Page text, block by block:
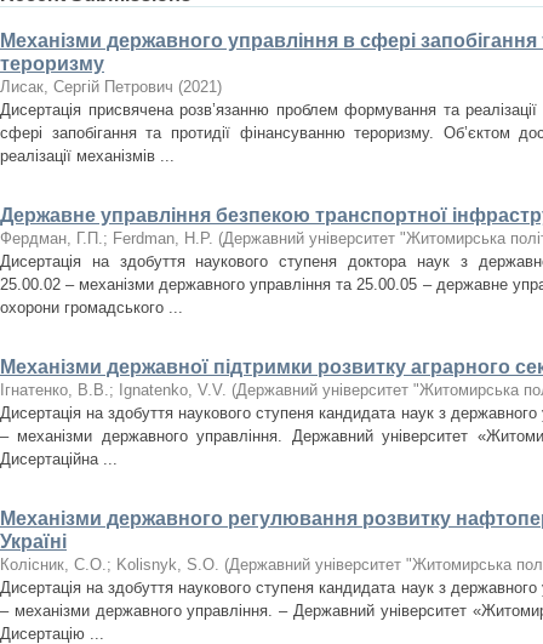
Механізми державного управління в сфері
тероризму
Лисак, Сергій Петрович (2021)
Дисертація присвячена розв’язанню проблем формування та
сфері запобігання та протидії фінансуванню тероризму. Об’єктом
реалізації механізмів ...
Державне управління безпекою транспортної
Фердман, Г.П.; Ferdman, H.P. (Державний університет "Житомирська
Дисертація на здобуття наукового ступеня доктора наук з
25.00.02 – механізми державного управління та 25.00.05 – державне
охорони громадського ...
Механізми державної підтримки розвитку аграрного
Ігнатенко, В.В.; Ignatenko, V.V. (Державний університет "Житомирська
Дисертація на здобуття наукового ступеня кандидата наук з
– механізми державного управління. Державний університет
Дисертаційна ...
Механізми державного регулювання розвитку
Україні
Колісник, С.О.; Kolisnyk, S.O. (Державний університет "Житомирська
Дисертація на здобуття наукового ступеня кандидата наук з
– механізми державного управління. – Державний університет
Дисертацію ...